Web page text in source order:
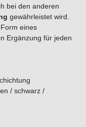
bei den anderen
gewährleistet wird.
eines
Ergänzung für jeden
/ schwarz /